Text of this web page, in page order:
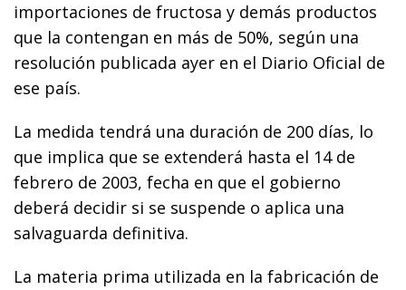
importaciones de fructosa y demás productos
que la contengan en más de 50%, según una
resolución publicada ayer en el Diario Oficial de
ese país.
La medida tendrá una duración de 200 días, lo
que implica que se extenderá hasta el 14 de
febrero de 2003, fecha en que el gobierno
deberá decidir si se suspende o aplica una
salvaguarda definitiva.
La materia prima utilizada en la fabricación de